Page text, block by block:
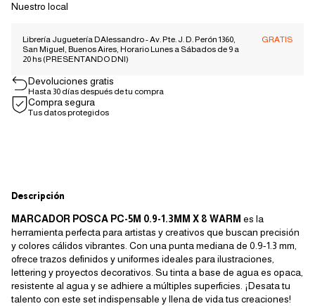
Nuestro local
Librería Juguetería DAlessandro - Av. Pte. J. D. Perón 1360,
San Miguel, Buenos Aires, Horario Lunes a Sábados de 9 a
20 hs (PRESENTANDO DNI)
GRATIS
Devoluciones gratis
Hasta 30 días después de tu compra
Compra segura
Tus datos protegidos
Descripción
MARCADOR POSCA PC-5M 0.9-1.3MM X 8 WARM es la
herramienta perfecta para artistas y creativos que buscan precisión
y colores cálidos vibrantes. Con una punta mediana de 0.9-1.3 mm,
ofrece trazos definidos y uniformes ideales para ilustraciones,
lettering y proyectos decorativos. Su tinta a base de agua es opaca,
resistente al agua y se adhiere a múltiples superficies. ¡Desata tu
talento con este set indispensable y llena de vida tus creaciones!